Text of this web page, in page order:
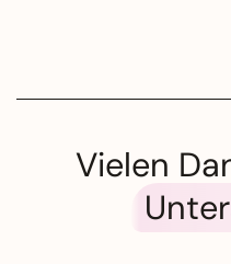
Vielen